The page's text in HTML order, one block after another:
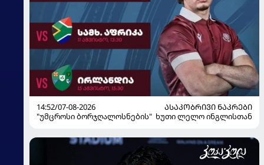
14:52/07-08-2026
ᲐᲡᲐᲙᲝᲑᲠᲘᲕᲘ ᲜᲐᲙᲠᲔᲑᲘ
"უმცროსი ბორჯღალოსნების" ხუთი ლელო ინგლისთან